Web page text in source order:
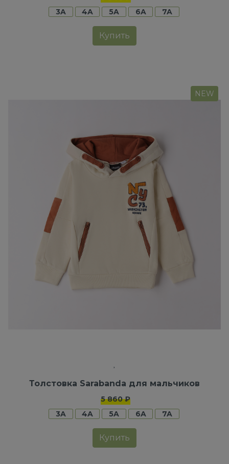
3A
4A 5A 6A 7A
Купить
NEW
Толстовка Sarabanda для мальчиков
5 860 ₽
3A
4A 5A 6A 7A
Купить